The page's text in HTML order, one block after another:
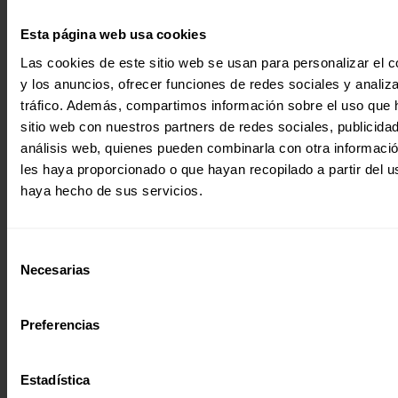
Esta página web usa cookies
Las cookies de este sitio web se usan para personalizar el
y los anuncios, ofrecer funciones de redes sociales y
tráfico. Además, compartimos información sobre el uso que
sitio web con nuestros partners de redes sociales,
análisis web, quienes pueden combinarla con otra
les haya proporcionado o que hayan recopilado a partir del
haya hecho de sus servicios.
Necesarias
Preferencias
Estadística
Tras la pandemia provocada por la COVID-19, las
desprotección, discriminación y vulneración constante de
derechos humanos se…
21 octubre 2021